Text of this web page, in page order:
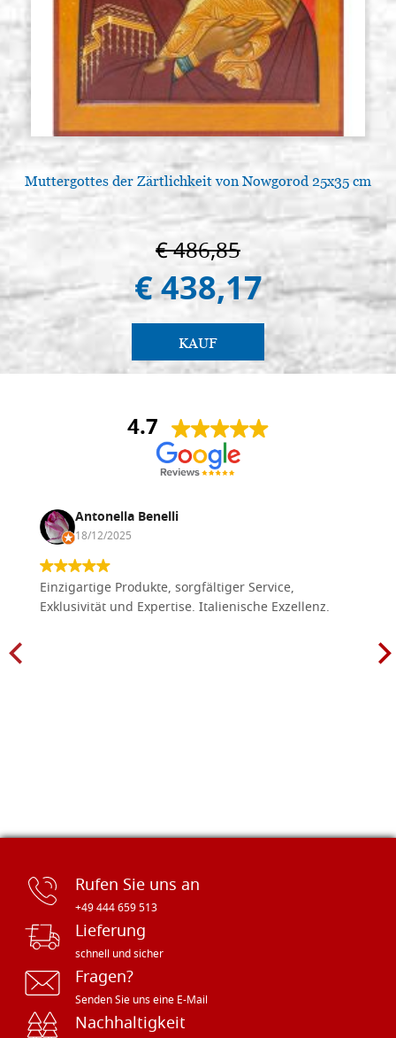
Muttergottes der Zärtlichkeit von Nowgorod 25x35 cm
€ 486,85
€ 438,17
KAUF
4.7
Antonella Benelli
18/12/2025
Einzigartige Produkte, sorgfältiger Service,
Exklusivität und Expertise. Italienische Exzellenz.
Rufen Sie uns an
+49 444 659 513
Lieferung
schnell und sicher
Fragen?
Senden Sie uns eine E-Mail
Nachhaltigkeit